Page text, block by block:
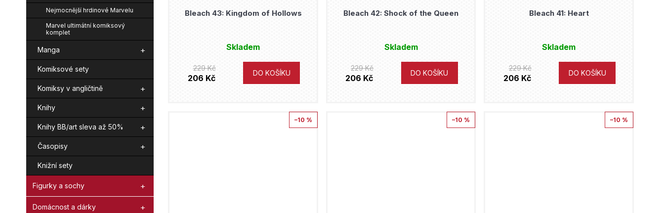
Nejmocnější hrdinové Marvelu
Marvel ultimátní komiksový
komplet
Manga
Komiksové sety
Komiksy v angličtině
Knihy
Knihy BB/art sleva až 50%
Časopisy
Knižní sety
Figurky a sochy
Domácnost a dárky
Bleach 43: Kingdom of Hollows
Skladem
229 Kč
206 Kč
DO KOŠÍKU
Bleach 42: Shock of the Queen
Skladem
229 Kč
206 Kč
DO KOŠÍKU
Bleach 41: Heart
Skladem
229 Kč
206 Kč
DO KOŠÍKU
–10 % –10 % –10 %